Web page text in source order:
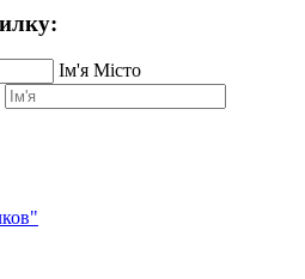
Ім'я Місто